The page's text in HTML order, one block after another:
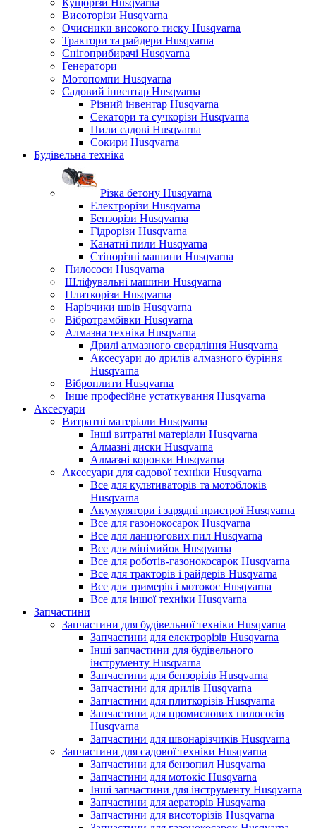
Кущорізи Husqvarna
Висоторізи Husqvarna
Очисники високого тиску Husqvarna
Трактори та райдери Husqvarna
Снігоприбирачі Husqvarna
Генератори
Мотопомпи Husqvarna
Садовий інвентар Husqvarna
Різний інвентар Husqvarna
Секатори та сучкорізи Husqvarna
Пили садові Husqvarna
Сокири Husqvarna
Будівельна техніка
Різка бетону Husqvarna
Електрорізи Husqvarna
Бензорізи Husqvarna
Гідрорізи Husqvarna
Канатні пили Husqvarna
Стінорізні машини Husqvarna
Пилососи Husqvarna
Шліфувальні машини Husqvarna
Плиткорізи Husqvarna
Нарізчики швів Husqvarna
Вібротрамбівки Husqvarna
Алмазна техніка Husqvarna
Дрилі алмазного свердління Husqvarna
Аксесуари до дрилів алмазного буріння
Husqvarna
Віброплити Husqvarna
Інше професійне устаткування Husqvarna
Аксесуари
Витратні матеріали Husqvarna
Інші витратні матеріали Husqvarna
Алмазні диски Husqvarna
Алмазні коронки Husqvarna
Аксесуари для садової техніки Husqvarna
Все для культиваторів та мотоблоків
Husqvarna
Акумулятори і зарядні пристрої Husqvarna
Все для газонокосарок Husqvarna
Все для ланцюгових пил Husqvarna
Все для мінімийок Husqvarna
Все для роботів-газонокосарок Husqvarna
Все для тракторів і райдерів Husqvarna
Все для тримерів і мотокос Husqvarna
Все для іншої техніки Husqvarna
Запчастини
Запчастини для будівельної техніки Husqvarna
Запчастини для електрорізів Husqvarna
Інші запчастини для будівельного
інструменту Husqvarna
Запчастини для бензорізів Husqvarna
Запчастини для дрилів Husqvarna
Запчастини для плиткорізів Husqvarna
Запчастини для промислових пилососів
Husqvarna
Запчастини для швонарізчиків Husqvarna
Запчастини для садової техніки Husqvarna
Запчастини для бензопил Husqvarna
Запчастини для мотокіс Husqvarna
Інші запчастини для інструменту Husqvarna
Запчастини для аераторів Husqvarna
Запчастини для висоторізів Husqvarna